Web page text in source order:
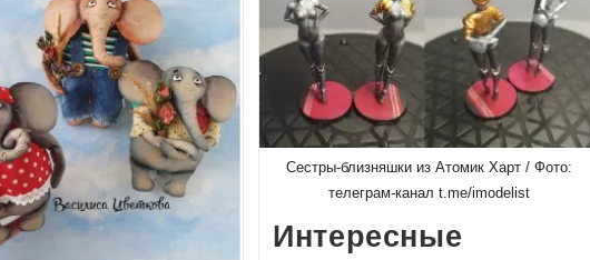
Сестры-близняшки из Атомик Харт / Фото:
телеграм-канал t.me/imodelist
Интересные